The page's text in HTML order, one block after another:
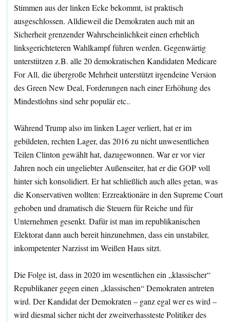
Stimmen aus der linken Ecke bekommt, ist praktisch
ausgeschlossen. Alldieweil die Demokraten auch mit an
Sicherheit grenzender Wahrscheinlichkeit einen erheblich
linksgerichteteren Wahlkampf führen werden. Gegenwärtig
unterstützen z.B. alle 20 demokratischen Kandidaten Medicare
For All, die übergroße Mehrheit unterstützt irgendeine Version
des Green New Deal, Forderungen nach einer Erhöhung des
Mindestlohns sind sehr populär etc..
Während Trump also im linken Lager verliert, hat er im
gebildeten, rechten Lager, das 2016 zu nicht unwesentlichen
Teilen Clinton gewählt hat, dazugewonnen. War er vor vier
Jahren noch ein ungeliebter Außenseiter, hat er die GOP voll
hinter sich konsolidiert. Er hat schließlich auch alles getan, was
die Konservativen wollten: Erzreaktionäre in den Supreme Court
gehoben und dramatisch die Steuern für Reiche und für
Unternehmen gesenkt. Dafür ist man im republikanischen
Elektorat dann auch bereit hinzunehmen, dass ein unstabiler,
inkompetenter Narzisst im Weißen Haus sitzt.
Die Folge ist, dass in 2020 im wesentlichen ein „klassischer“
Republikaner gegen einen „klassischen“ Demokraten antreten
wird. Der Kandidat der Demokraten – ganz egal wer es wird –
wird diesmal sicher nicht der zweitverhassteste Politiker des